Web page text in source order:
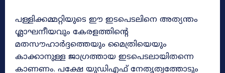
പള്ളിക്കമ്മറ്റിയുടെ ഈ ഇടപെടലിനെ അത്യന്തം
ശ്ലാഘനീയവും കേരളത്തിന്റെ
മതസൗഹാർദ്ദത്തെയും മൈത്രിയെയും
കാക്കാനുള്ള ജാഗ്രത്തായ ഇടപെടലായിതന്നെ
കാണണം. പക്ഷേ യുഡിഎഫ് നേതൃത്വത്തോടും